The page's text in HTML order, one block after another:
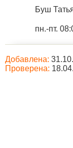
Буш
пн.-пт.
Добавлена:
Проверена: